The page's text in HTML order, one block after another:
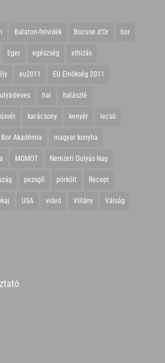
Balaton-felvidék Bocuse d'Or bor
Eger egészség elhízás
eu2011 EU Elnökség 2011
hal halászlé
karácsony kenyér lecsó
Akadémia magyar konyha
MOMOT Nemzeti Gulyás Nap
pezsgő pörkölt Recept
USA videó Villány Válság